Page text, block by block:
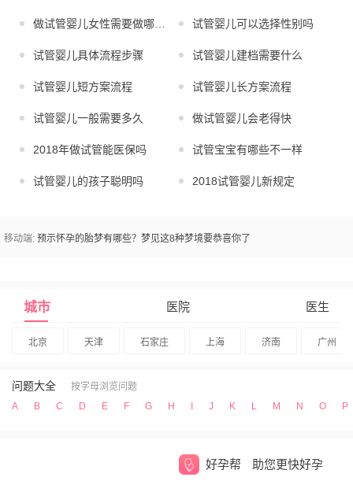
试管婴儿可以选择性别吗
试管婴儿具体流程步骤 试管婴儿建档需要什么
试管婴儿短方案流程 试管婴儿长方案流程
试管婴儿一般需要多久 做试管婴儿会老得快
2018年做试管能医保吗 试管宝宝有哪些不一样
试管婴儿的孩子聪明吗 2018试管婴儿新规定
移动端: 预示怀孕的胎梦有哪些？梦见这8种梦境要恭喜你了
城市 医院 医生
北京 天津 石家庄 上海 济南 广州
问题大全
按字母浏览问题
A
B C D E F G H I J K L M N O P
好孕帮 助您更快好孕